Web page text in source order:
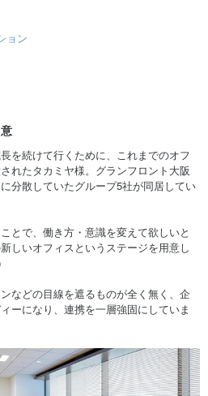
ョン
を続けて行くために、これまでのオフ
れたタカミヤ様。グランフロント大阪
分散していたグループ5社が同居してい
とで、働き方・意識を変えて欲しいと
しいオフィスというステージを用意し
などの目線を遮るものが全く無く、企
ーになり、連携を一層強固にしていま